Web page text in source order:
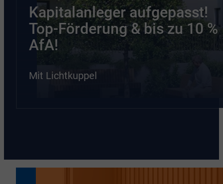
Kapitalanleger aufgepasst!
Top-Förderung & bis zu 10 %
AfA!
Mit Lichtkuppel